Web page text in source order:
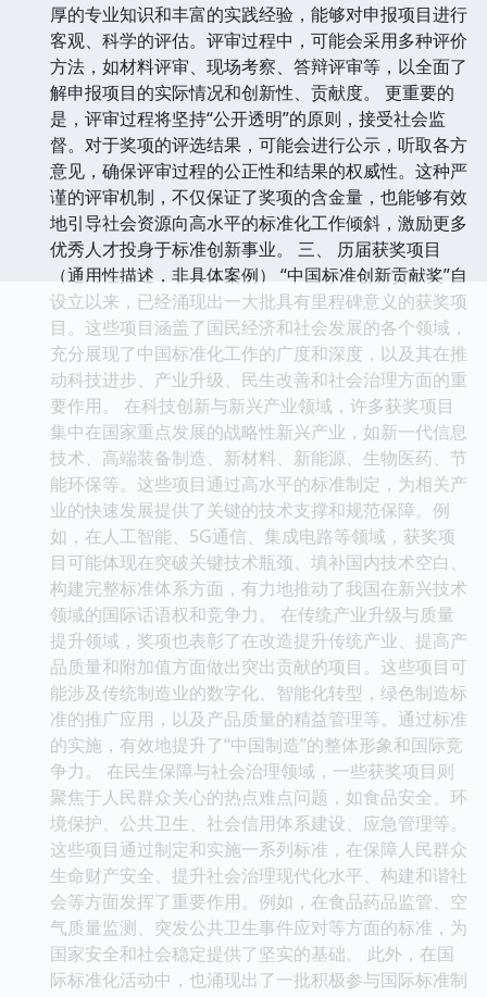
厚的专业知识和丰富的实践经验，能够对申报项目进行
客观、科学的评估。评审过程中，可能会采用多种评价
方法，如材料评审、现场考察、答辩评审等，以全面了
解申报项目的实际情况和创新性、贡献度。 更重要的
是，评审过程将坚持“公开透明”的原则，接受社会监
督。对于奖项的评选结果，可能会进行公示，听取各方
意见，确保评审过程的公正性和结果的权威性。这种严
谨的评审机制，不仅保证了奖项的含金量，也能够有效
地引导社会资源向高水平的标准化工作倾斜，激励更多
优秀人才投身于标准创新事业。 三、 历届获奖项目
（通用性描述，非具体案例） “中国标准创新贡献奖”自
设立以来，已经涌现出一大批具有里程碑意义的获奖项
目。这些项目涵盖了国民经济和社会发展的各个领域，
充分展现了中国标准化工作的广度和深度，以及其在推
动科技进步、产业升级、民生改善和社会治理方面的重
要作用。 在科技创新与新兴产业领域，许多获奖项目
集中在国家重点发展的战略性新兴产业，如新一代信息
技术、高端装备制造、新材料、新能源、生物医药、节
能环保等。这些项目通过高水平的标准制定，为相关产
业的快速发展提供了关键的技术支撑和规范保障。例
如，在人工智能、5G通信、集成电路等领域，获奖项
目可能体现在突破关键技术瓶颈、填补国内技术空白、
构建完整标准体系方面，有力地推动了我国在新兴技术
领域的国际话语权和竞争力。 在传统产业升级与质量
提升领域，奖项也表彰了在改造提升传统产业、提高产
品质量和附加值方面做出突出贡献的项目。这些项目可
能涉及传统制造业的数字化、智能化转型，绿色制造标
准的推广应用，以及产品质量的精益管理等。通过标准
的实施，有效地提升了“中国制造”的整体形象和国际竞
争力。 在民生保障与社会治理领域，一些获奖项目则
聚焦于人民群众关心的热点难点问题，如食品安全、环
境保护、公共卫生、社会信用体系建设、应急管理等。
这些项目通过制定和实施一系列标准，在保障人民群众
生命财产安全、提升社会治理现代化水平、构建和谐社
会等方面发挥了重要作用。例如，在食品药品监管、空
气质量监测、突发公共卫生事件应对等方面的标准，为
国家安全和社会稳定提供了坚实的基础。 此外，在国
际标准化活动中，也涌现出了一批积极参与国际标准制